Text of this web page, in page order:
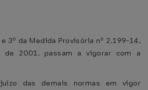
3º da Medida Provisória nº 2.199-14,
2001, passam a vigorar com a
das demais normas em vigor